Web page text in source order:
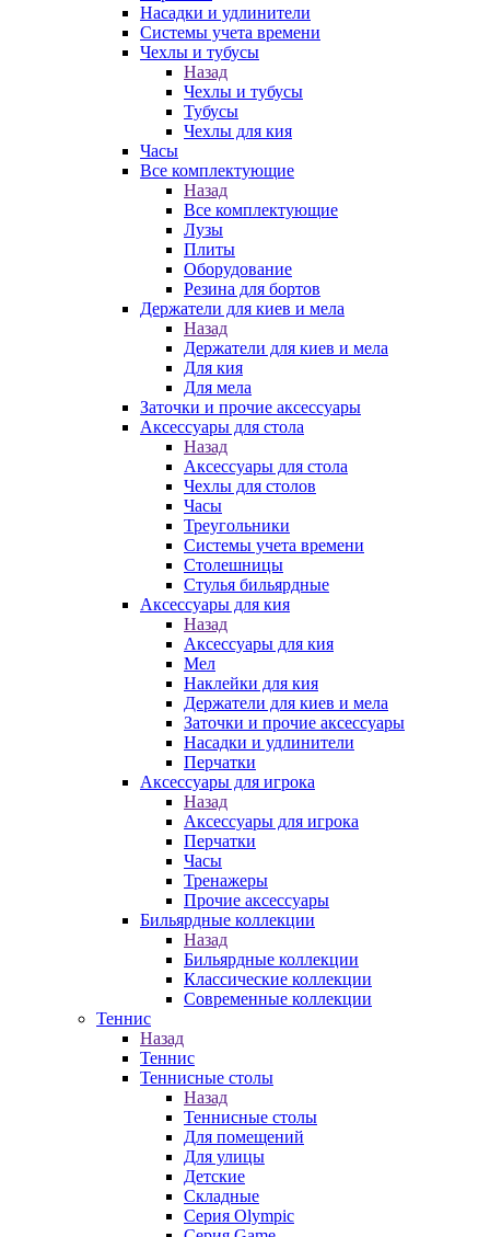
Насадки и удлинители
Системы учета времени
Чехлы и тубусы
Назад
Чехлы и тубусы
Тубусы
Чехлы для кия
Часы
Все комплектующие
Назад
Все комплектующие
Лузы
Плиты
Оборудование
Резина для бортов
Держатели для киев и мела
Назад
Держатели для киев и мела
Для кия
Для мела
Заточки и прочие аксессуары
Аксессуары для стола
Назад
Аксессуары для стола
Чехлы для столов
Часы
Треугольники
Системы учета времени
Столешницы
Стулья бильярдные
Аксессуары для кия
Назад
Аксессуары для кия
Мел
Наклейки для кия
Держатели для киев и мела
Заточки и прочие аксессуары
Насадки и удлинители
Перчатки
Аксессуары для игрока
Назад
Аксессуары для игрока
Перчатки
Часы
Тренажеры
Прочие аксессуары
Бильярдные коллекции
Назад
Бильярдные коллекции
Классические коллекции
Современные коллекции
Теннис
Назад
Теннис
Теннисные столы
Назад
Теннисные столы
Для помещений
Для улицы
Детские
Складные
Серия Olympic